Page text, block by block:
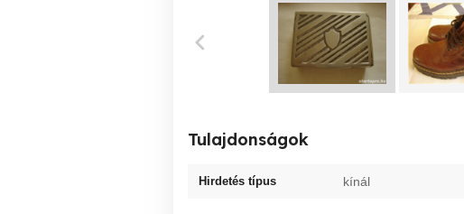
Tulajdonságok
Hirdetés típus kínál